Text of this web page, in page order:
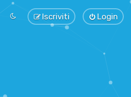
Login
Iscriviti